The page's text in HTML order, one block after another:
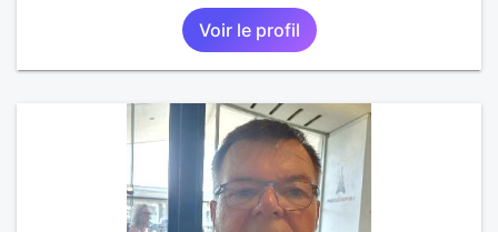
Voir le profil